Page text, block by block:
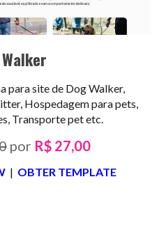
er
para site de Dog Walker,
Hospedagem para pets,
Transporte petetc.
por R$ 27,00
| OBTER TEMPLATE